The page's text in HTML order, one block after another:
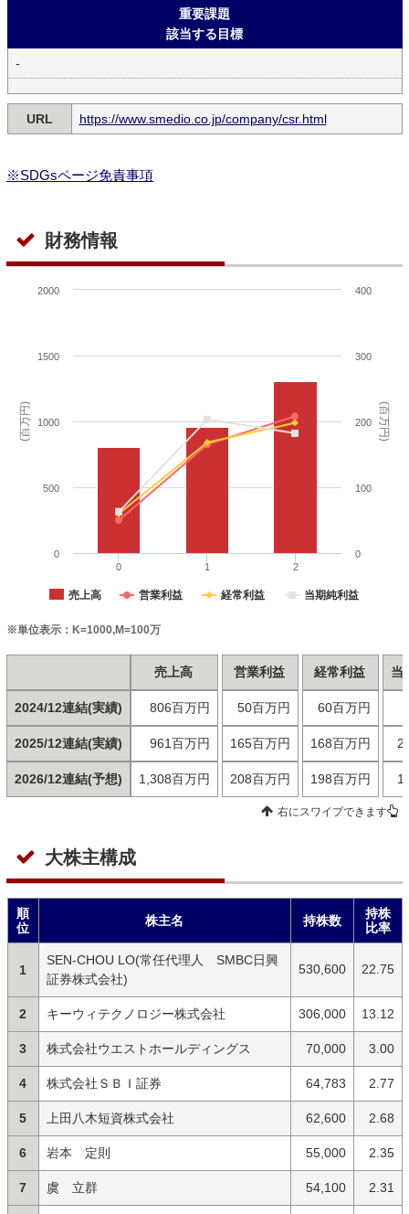
重要課題
該当する目標
-
URL https://www.smedio.co.jp/company/csr.html
※SDGsページ免責事項
財務情報
(百万円) (百万円)
売上高 営業利益 経常利益 当期純利益
0 1 2
0
500
1000
1500
2000
0
100
200
300
400
※単位表示：K=1000,M=100万
2024/12連結(実績)
2025/12連結(実績)
2026/12連結(予想)
売上高
806百万円
961百万円
1,308百万円
営業利益
50百万円
165百万円
208百万円
経常利益
60百万円
168百万円
198百万円
当
右にスワイプできます
大株主構成
順
位
株主名 持株数
持株
比率
1
SEN-CHOU LO(常任代理人 SMBC日興
証券株式会社)
530,600 22.75
2 キーウィテクノロジー株式会社 306,000 13.12
3 株式会社ウエストホールディングス 70,000 3.00
4 株式会社ＳＢＩ証券 64,783 2.77
5 上田八木短資株式会社 62,600 2.68
6 岩本 定則 55,000 2.35
7 虞 立群 54,100 2.31